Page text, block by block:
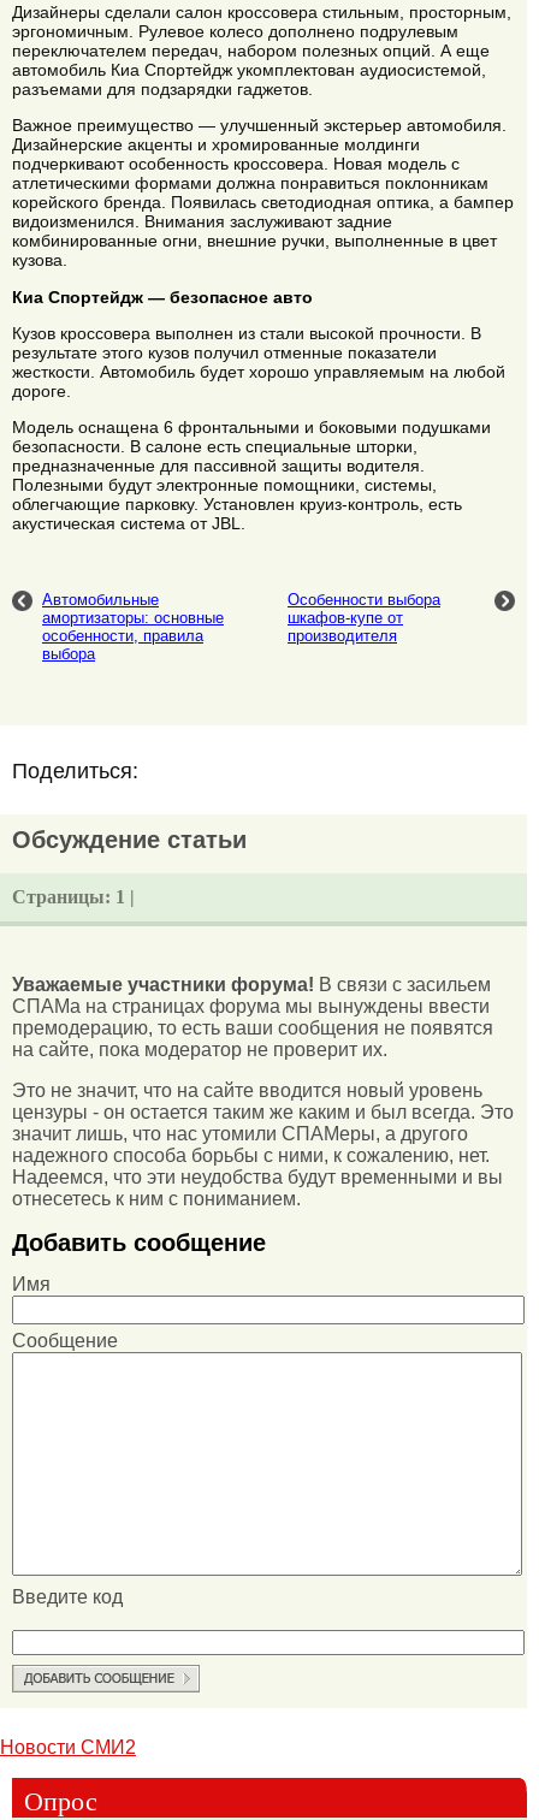
Дизайнеры сделали салон кроссовера стильным, просторным,
эргономичным. Рулевое колесо дополнено подрулевым
переключателем передач, набором полезных опций. А еще
автомобиль Киа Спортейдж укомплектован аудиосистемой,
разъемами для подзарядки гаджетов.
Важное преимущество — улучшенный экстерьер автомобиля.
Дизайнерские акценты и хромированные молдинги
подчеркивают особенность кроссовера. Новая модель с
атлетическими формами должна понравиться поклонникам
корейского бренда. Появилась светодиодная оптика, а бампер
видоизменился. Внимания заслуживают задние
комбинированные огни, внешние ручки, выполненные в цвет
кузова.
Киа Спортейдж — безопасное авто
Кузов кроссовера выполнен из стали высокой прочности. В
результате этого кузов получил отменные показатели
жесткости. Автомобиль будет хорошо управляемым на любой
дороге.
Модель оснащена 6 фронтальными и боковыми подушками
безопасности. В салоне есть специальные шторки,
предназначенные для пассивной защиты водителя.
Полезными будут электронные помощники, системы,
облегчающие парковку. Установлен круиз-контроль, есть
акустическая система от JBL.
Автомобильные
амортизаторы: основные
особенности, правила
выбора
Особенности выбора
шкафов-купе от
производителя
Поделиться:
Обсуждение статьи
Страницы: 1 |
Уважаемые участники форума! В связи с засильем
СПАМа на страницах форума мы вынуждены ввести
премодерацию, то есть ваши сообщения не появятся
на сайте, пока модератор не проверит их.
Это не значит, что на сайте вводится новый уровень
цензуры - он остается таким же каким и был всегда. Это
значит лишь, что нас утомили СПАМеры, а другого
надежного способа борьбы с ними, к сожалению, нет.
Надеемся, что эти неудобства будут временными и вы
отнесетесь к ним с пониманием.
Добавить сообщение
Имя
Сообщение
Введите код
Новости СМИ2
Опрос